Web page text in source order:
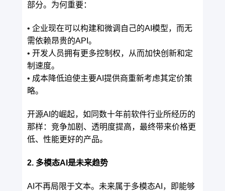
部分。为何重要：
• 企业现在可以构建和微调自己的AI模型，而无
需依赖昂贵的API。
• 开发人员拥有更多控制权，从而加快创新和定
制速度。
• 成本降低迫使主要AI提供商重新考虑其定价策
略。
开源AI的崛起，如同数十年前软件行业所经历的
那样：竞争加剧、透明度提高，最终带来价格更
低、性能更好的产品。
2. 多模态AI是未来趋势
AI不再局限于文本。未来属于多模态AI，即能够